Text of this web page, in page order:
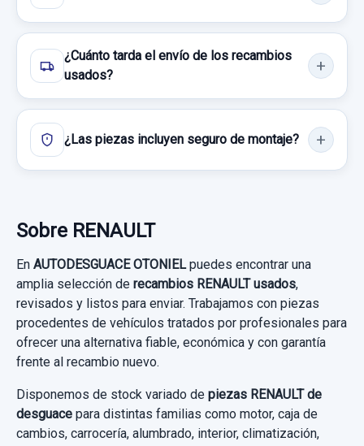
¿Cuánto tarda el envío de los recambios
usados?
¿Las piezas incluyen seguro de montaje?
Sobre RENAULT
En AUTODESGUACE OTONIELpuedes encontrar una
amplia selección de recambios RENAULT usados,
revisados y listos para enviar. Trabajamos con piezas
procedentes de vehículos tratados por profesionales para
ofrecer una alternativa fiable, económica y con garantía
frente al recambio nuevo.
Disponemos de stock variado de piezas RENAULT de
desguace para distintas familias como motor, caja de
cambios, carrocería, alumbrado, interior, climatización,